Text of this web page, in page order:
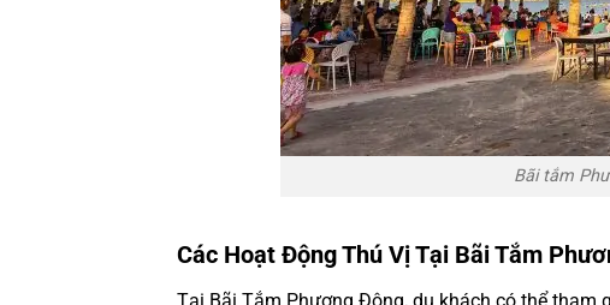
Bãi tắm
Các Hoạt Động Thú Vị Tại Bãi Tắm